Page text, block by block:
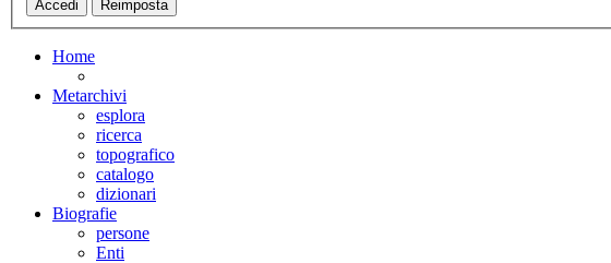
Home
Metarchivi
esplora
ricerca
topografico
catalogo
dizionari
Biografie
persone
Enti